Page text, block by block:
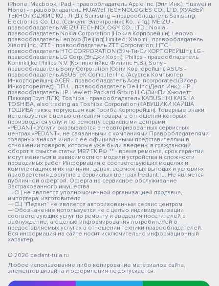
iPhone, Macbook, iPad - правообладатель Apple Inc. (Эпл Инк.); Huawei и
Honor - правообладатель HUAWEI TECHNOLOGIES CO., LTD. (ХУАВЕЙ
ТЕКНОЛОДЖИС КО., ЛТД.); Samsung – правообладатель Samsung
Electronics Co. Ltd. (Самсунг Электроникс Ко., Лтд.); MEIZU -
правообладатель MEIZU TECHNOLOGY CO., LTD.; Nokia -
правообладатель Nokia Corporation (Нокиа Корпорейшн); Lenovo -
правообладатель Lenovo (Beijing) Limited; Xiaomi - правообладатель
Xiaomi Inc.; ZTE - правообладатель ZTE Corporation; HTC -
правообладатель HTC CORPORATION (Эйч-Ти-Си КОРПОРЕЙШН); LG -
правообладатель LG Corp. (ЭлДжи Корп.); Philips - правообладатель
Koninklijke Philips N.V. (Конинклийке Филипс Н.В.); Sony -
правообладатель Sony Corporation (Сони Корпорейшн); ASUS -
правообладатель ASUSTeK Computer Inc. (Асустек Компьютер
Инкорпорейшн); ACER - правообладатель Acer Incorporated (Эйсер
Инкорпорейтед); DELL - правообладатель Dell Inc.(Делл Инк.); HP -
правообладатель HP Hewlett-Packard Group LLC (ЭйчПи Хьюлетт
Паккард Груп ЛЛК); Toshiba - правообладатель KABUSHIKI KAISHA
TOSHIBA, also trading as Toshiba Corporation (КАБУШИКИ КАЙША
ТОШИБА также торгующая как Тосиба Корпорейшн). Товарные знаки
используется с целью описания товара, в отношении которых
производятся услуги по ремонту сервисными центрами
«PEDANT».Услуги оказываются в неавторизованных сервисных
центрах «PEDANT», не связанными с компаниями Правообладателями
товарных знаков и/или с ее официальными представителями в
отношении товаров, которые уже были введены в гражданский
оборот в смысле статьи 1487 ГК РФ ** - время ремонта, срок гарантии
могут меняться в зависимости от модели устройства и сложности
проводимых работ Информация о соответствующих моделях и
комплектациях и их наличии, ценах, возможных выгодах и условиях
приобретения доступна в сервисных центрах Pedant.ru. Не является
публичной офертой. Оферта на сервисное обслуживание
Застрахованного имущества
— СЦ не является уполномоченной организацией продавца,
импортера, изготовителя.
— СЦ "Педант" не является авторизованным сервис центром.
— Обозначение используется не с целью индивидуализации
соответствующих услуг по ремонту и введения посетителей в
заблуждение, а с целью информирования потребителей о
предоставляемых услугах в отношении техники правообладателей.
Вся информация на сайте носит исключительно информационный
характер.
© 2026 pedant-tula.ru
Любое использование либо копирование материалов сайта,
элементов дизайна и оформления не допускается.